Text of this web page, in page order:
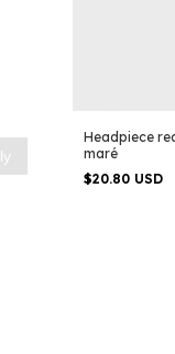
Headpiece
maré
$20.80 USD